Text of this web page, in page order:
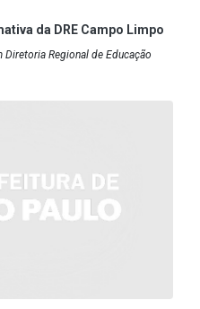
da DRE Campo Limpo
Regional de Educação